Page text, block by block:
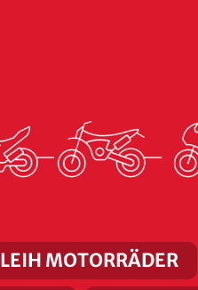
MOTORRÄDER